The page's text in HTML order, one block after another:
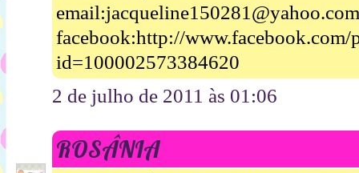
facebook:http://www.facebook.com/
id=100002573384620
2 de julho de 2011 às 01:06
ROSÂNIA